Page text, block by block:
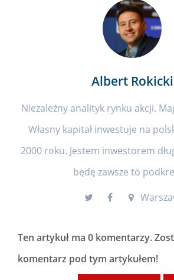
Albert Rokicki
Niezależny analityk rynku akcji.
Własny kapitał inwestuje na
2000 roku. Jestem inwestorem
będę zawsze to
Ten artykuł ma 0 komentarzy.
komentarz pod tym artykułem!